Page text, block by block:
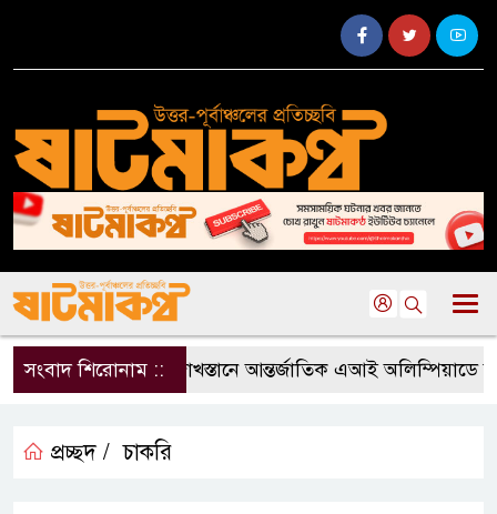
সংবাদ শিরোনাম ::কাজাখস্তানে আন্তর্জাতিক এআই অলিম্পিয়াডে
প্রচ্ছদ / চাকরি